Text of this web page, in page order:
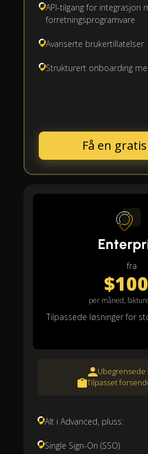
API-tilgang for integrasjon
forretningsprogramvare
Avanserte brukertillatelser
Strukturert onboarding
Få en
fra
per måned,
Tilpassede løsninger for
Tilpasset
Alt i Advanced, pluss:
Single Sign-On (SSO)